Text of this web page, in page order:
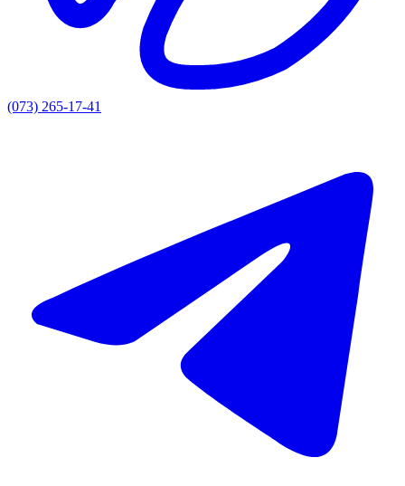
(073) 265-17-41